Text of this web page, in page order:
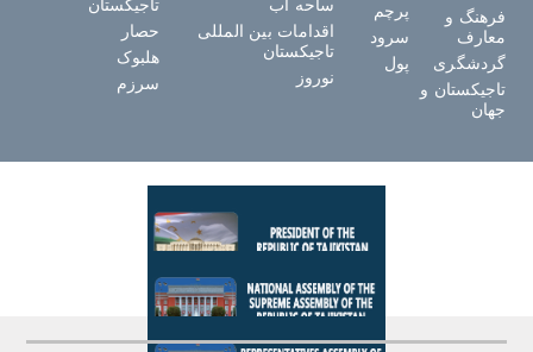
فرهنگ و
معارف
گردشگری
تاجیکستان و
جهان
پرچم
سرود
پول
ساحه آب
اقدامات بین المللی
تاجیکستان
نوروز
تاجیکستان
حصار
هلبوک
سرزم